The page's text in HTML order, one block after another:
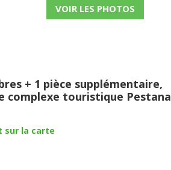
VOIR LES PHOTOS
+ 1 pièce supplémentaire,
complexe touristique Pestana
sur la carte